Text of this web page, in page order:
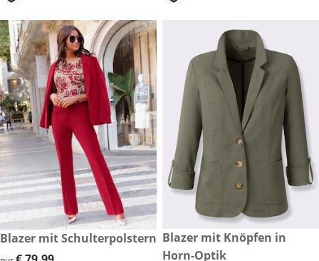
€ 79,99
Blazer mit Schulterpolstern € 69,99
Blazer mit Knöpfen in
Horn-Optik